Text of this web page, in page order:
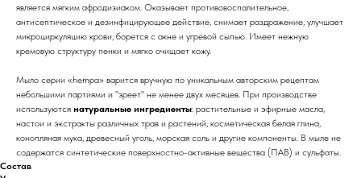
является мягким афродизиаком. Оказывает противовоспалительное,
антисептическое и дезинфицирующее действие, снимает раздражение, улучшает
микроциркуляцию крови, борется с акне и угревой сыпью. Имеет нежную
кремовую структуру пенки и мягко очищает кожу.
Мыло серии «hempa» варится вручную по уникальным авторским рецептам
небольшими партиями и "зреет" не менее двух месяцев. При производстве
используются натуральные ингредиенты: растительные и эфирные масла,
настои и экстракты различных трав и растений, косметическая белая глина,
конопляная мука, древесный уголь, морская соль и другие компоненты. В мыле не
содержатся синтетические поверхностно-активные вещества (ПАВ) и сульфаты.
Состав